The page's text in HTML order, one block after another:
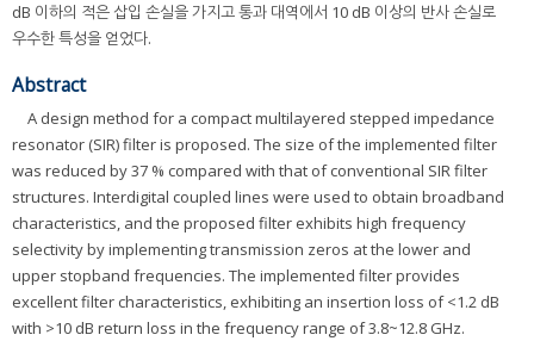
dB 이하의 적은 삽입 손실을 가지고 통과 대역에서 10 dB 이상의 반사 손실로
우수한 특성을 얻었다.
Abstract
A design method for a compact multilayered stepped impedance
resonator (SIR) filter is proposed. The size of the implemented filter
was reduced by 37 % compared with that of conventional SIR filter
structures. Interdigital coupled lines were used to obtain broadband
characteristics, and the proposed filter exhibits high frequency
selectivity by implementing transmission zeros at the lower and
upper stopband frequencies. The implemented filter provides
excellent filter characteristics, exhibiting an insertion loss of <1.2 dB
with >10 dB return loss in the frequency range of 3.8~12.8 GHz.